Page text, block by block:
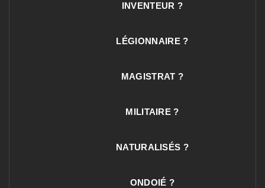
INVENTEUR ?
LÉGIONNAIRE ?
MAGISTRAT ?
MILITAIRE ?
NATURALISÉS ?
ONDOIÉ ?